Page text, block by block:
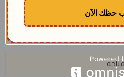
الارتداء
بـ 27 لون مختلف
حظك الآن